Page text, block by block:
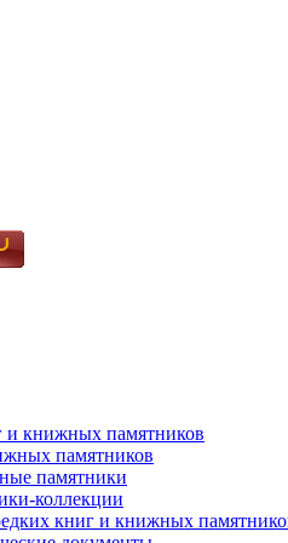
и книжных памятников
памятников
памятники
коллекции
книг и книжных